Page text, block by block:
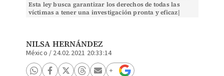
Esta ley busca garantizar los derechos de todas las
víctimas a tener una investigación pronta y eficaz|
NILSA HERNÁNDEZ
México / 24.02.2021 20:33:14